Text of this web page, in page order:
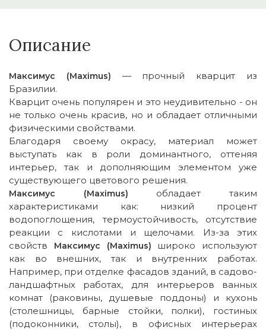
Описание
Максимус (Maximus) — прочный кварцит из
Бразилии.
Кварцит очень популярен и это неудивительно - он
не только очень красив, но и обладает отличными
физическими свойствами.
Благодаря своему окрасу, материал может
выступать как в роли доминантного, оттеняя
интерьер, так и дополняющим элементом уже
существующего цветового решения.
Максимус (Maximus) обладает таким
характеристиками как: низкий процент
водопоглощения, термоустойчивость, отсутствие
реакции с кислотами и щелочами. Из-за этих
свойств Максимус (Maximus) широко используют
как во внешних, так и внутренних работах.
Например, при отделке фасадов зданий, в садово-
ландшафтных работах, для интерьеров ванных
комнат (раковины, душевые поддоны) и кухонь
(столешницы, барные стойки, полки), гостиных
(подоконники, столы), в офисных интерьерах